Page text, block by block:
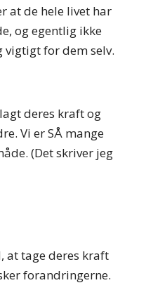
at de hele livet har
og egentlig ikke
vigtigt for dem selv.
deres kraft og
Vi er SÅ mange
(Det skriver jeg
at tage deres kraft
forandringerne.